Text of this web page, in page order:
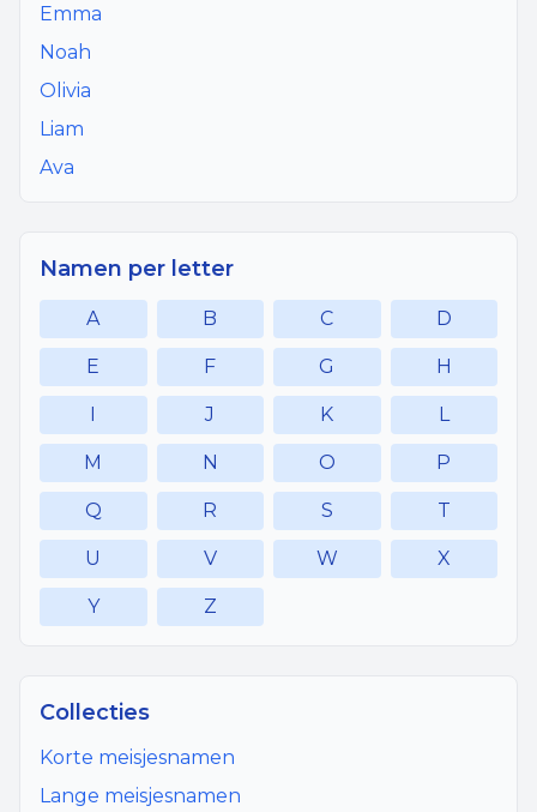
Emma
Noah
Olivia
Liam
Ava
Namen per letter
A B C D
E F G H
I J K L
M N O P
Q R S T
U V W X
Y Z
Collecties
Korte meisjesnamen
Lange meisjesnamen